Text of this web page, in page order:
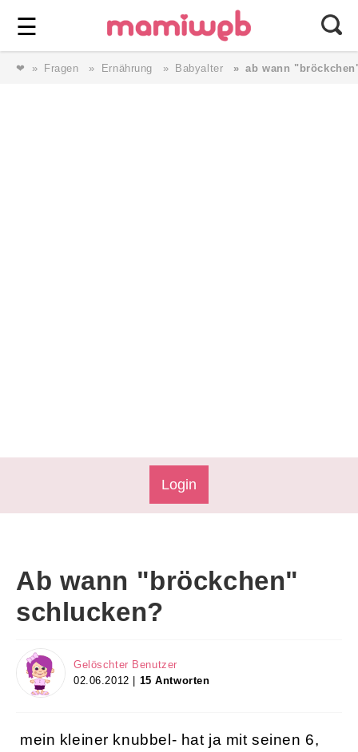
☰ ⎯ Wir lieben Familie ⎯
❤ Fragen Ernährung Babyalter ab wann
Login
Ab wann "bröckchen"
schlucken?
Gelöschter Benutzer
02.06.2012 | 15 Antworten
mein kleiner knubbel- hat ja mit seinen 6,